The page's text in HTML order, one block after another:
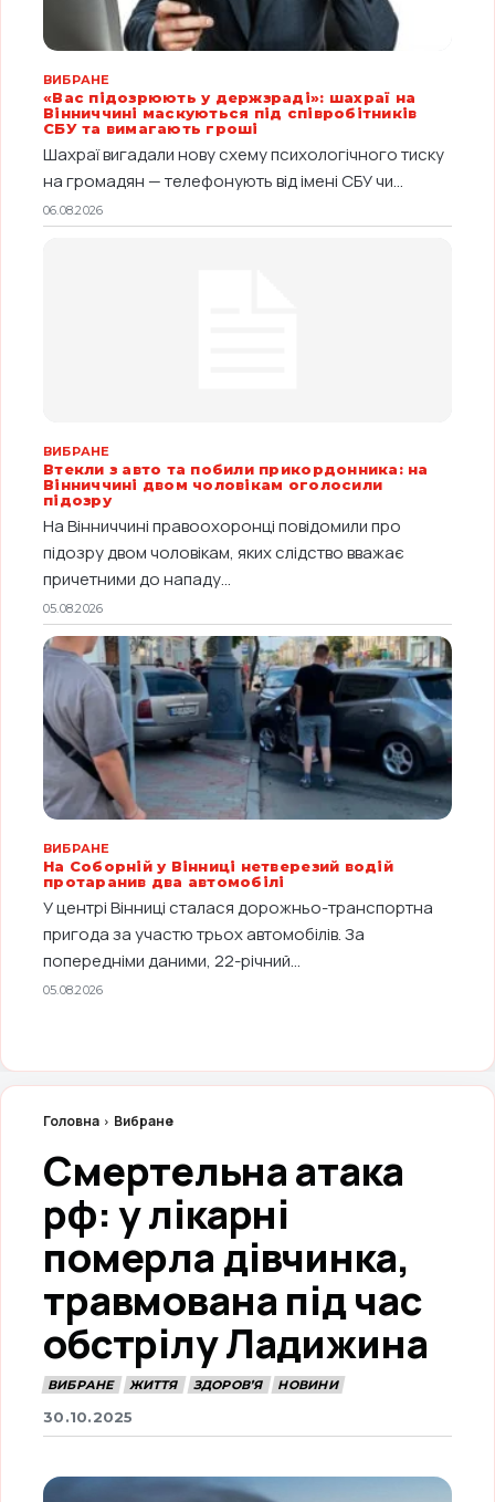
ВИБРАНЕ
«Вас підозрюють у держзраді»: шахраї на
Вінниччині маскуються під співробітників
СБУ та вимагають гроші
Шахраї вигадали нову схему психологічного тиску
на громадян — телефонують від імені СБУ чи...
06.08.2026
ВИБРАНЕ
Втекли з авто та побили прикордонника: на
Вінниччині двом чоловікам оголосили
підозру
На Вінниччині правоохоронці повідомили про
підозру двом чоловікам, яких слідство вважає
причетними до нападу...
05.08.2026
ВИБРАНЕ
На Соборній у Вінниці нетверезий водій
протаранив два автомобілі
У центрі Вінниці сталася дорожньо-транспортна
пригода за участю трьох автомобілів. За
попередніми даними, 22-річний...
05.08.2026